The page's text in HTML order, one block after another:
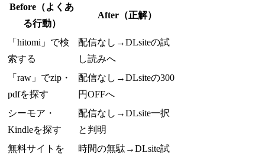
Before（よくあ
る行動）
After（正解）
「hitomi」で検
索する
配信なし→DLsiteの試
し読みへ
「raw」でzip・
pdfを探す
配信なし→DLsiteの300
円OFFへ
シーモア・
Kindleを探す
配信なし→DLsite一択
と判明
無料サイトを
時間の無駄→DLsite試